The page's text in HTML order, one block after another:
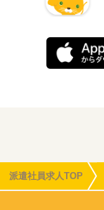
派遣社員求人TOP